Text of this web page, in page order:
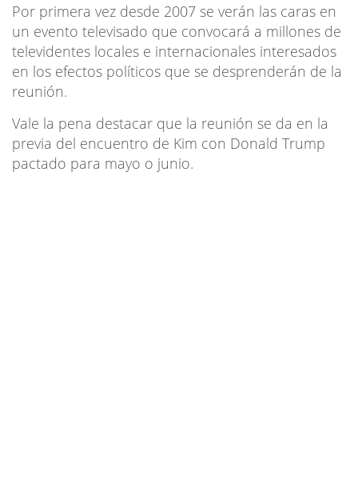
Por primera vez desde 2007 se verán las caras en
un evento televisado que convocará a millones de
televidentes locales e internacionales interesados
en los efectos políticos que se desprenderán de la
reunión.
Vale la pena destacar que la reunión se da en la
previa del encuentro de Kim con Donald Trump
pactado para mayo o junio.